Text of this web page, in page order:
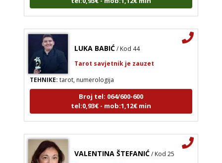
LUKA BABIĆ
TEHNIKE:tarot, numerologija
Broj tel: 064/600-600
tel:0,93€ - mob:1,12€ min
VALENTINA ŠTEFANIĆ